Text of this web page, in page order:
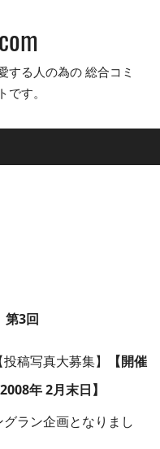
する人の為の 総合コミ
です。
3回
【開催
年 2月末日】